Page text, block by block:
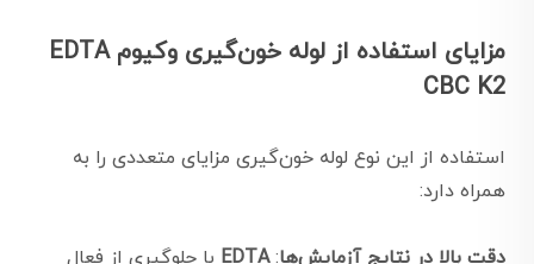
مزایای استفاده از لوله خون‌گیری وکیوم EDTA
CBC K2
استفاده از این نوع لوله خون‌گیری مزایای متعددی را به
همراه دارد:
دقت بالا در نتایج آزمایش‌ها:
EDTA با جلوگیری از فعال